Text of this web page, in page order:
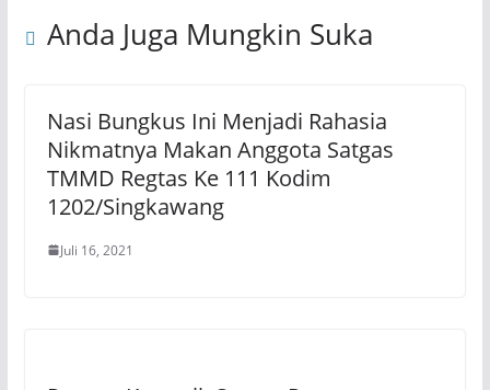
Anda Juga Mungkin Suka
Nasi Bungkus Ini Menjadi Rahasia
Nikmatnya Makan Anggota Satgas
TMMD Regtas Ke 111 Kodim
1202/Singkawang
Juli 16, 2021